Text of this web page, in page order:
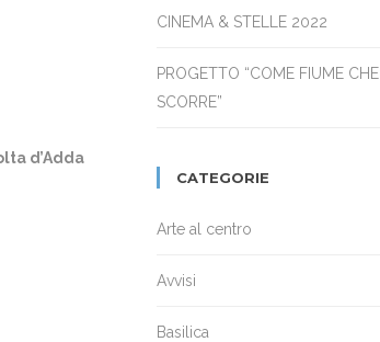
d’Adda
CINEMA & STELLE 2022
PROGETTO “COME FIUME CHE
SCORRE”
CATEGORIE
Arte al centro
Avvisi
Basilica